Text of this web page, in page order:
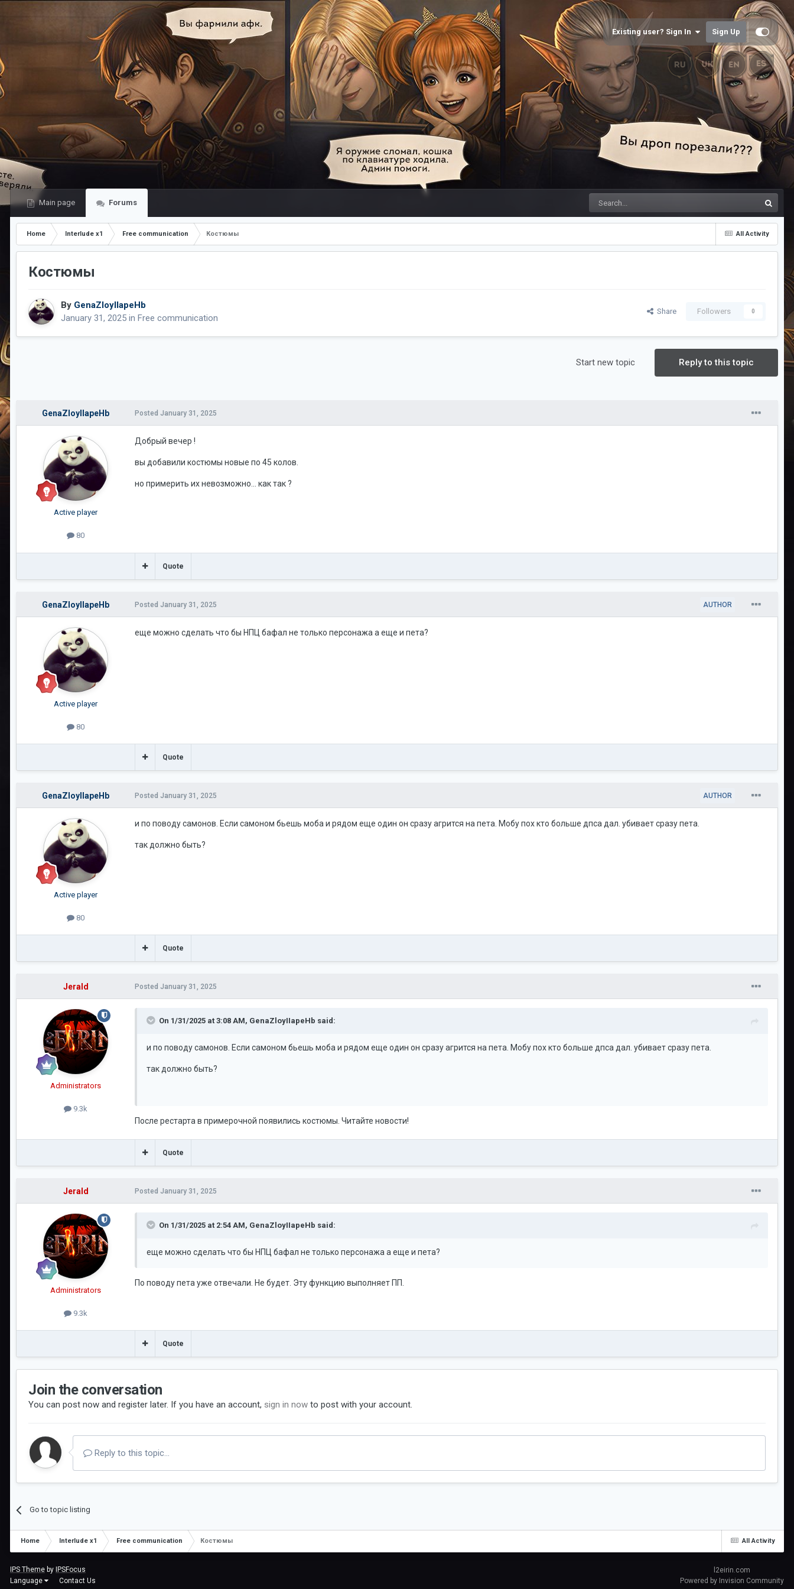
Existing user? Sign In Sign Up
Main page Forums
All Activity
Home Interlude x1 Free communication Костюмы
Костюмы
By GenaZloyIIapeHb
January 31, 2025 in Free communication
Share Followers 0
Reply to this topic
Start new topic
GenaZloyIIapeHb
Active player
80
Posted January 31, 2025
Добрый вечер !
вы добавили костюмы новые по 45 колов.
но примерить их невозможно... как так ?
Quote
GenaZloyIIapeHb
Active player
80
AUTHOR
Posted January 31, 2025
еще можно сделать что бы НПЦ бафал не только персонажа а еще и пета?
Quote
GenaZloyIIapeHb
Active player
80
AUTHOR
Posted January 31, 2025
и по поводу самонов. Если самоном бьешь моба и рядом еще один он сразу агрится на пета. Мобу пох кто больше дпса дал. убивает сразу пета.
так должно быть?
Quote
Jerald
Administrators
9.3k
Posted January 31, 2025
On 1/31/2025 at 3:08 AM, GenaZloyIIapeHb said:
и по поводу самонов. Если самоном бьешь моба и рядом еще один он сразу агрится на пета. Мобу пох кто больше дпса дал. убивает сразу пета.
так должно быть?
После рестарта в примерочной появились костюмы. Читайте новости!
Quote
Jerald
Administrators
9.3k
Posted January 31, 2025
On 1/31/2025 at 2:54 AM, GenaZloyIIapeHb said:
еще можно сделать что бы НПЦ бафал не только персонажа а еще и пета?
По поводу пета уже отвечали. Не будет. Эту функцию выполняет ПП.
Quote
Join the conversation
You can post now and register later. If you have an account, sign in now to post with your account.
Reply to this topic...
Go to topic listing
All Activity
Home Interlude x1 Free communication Костюмы
IPS Theme by IPSFocus
Language
Contact Us
l2eirin.com
Powered by Invision Community